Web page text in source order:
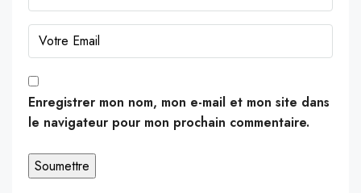
Enregistrer mon nom, mon e-mail et mon site dans
le navigateur pour mon prochain commentaire.